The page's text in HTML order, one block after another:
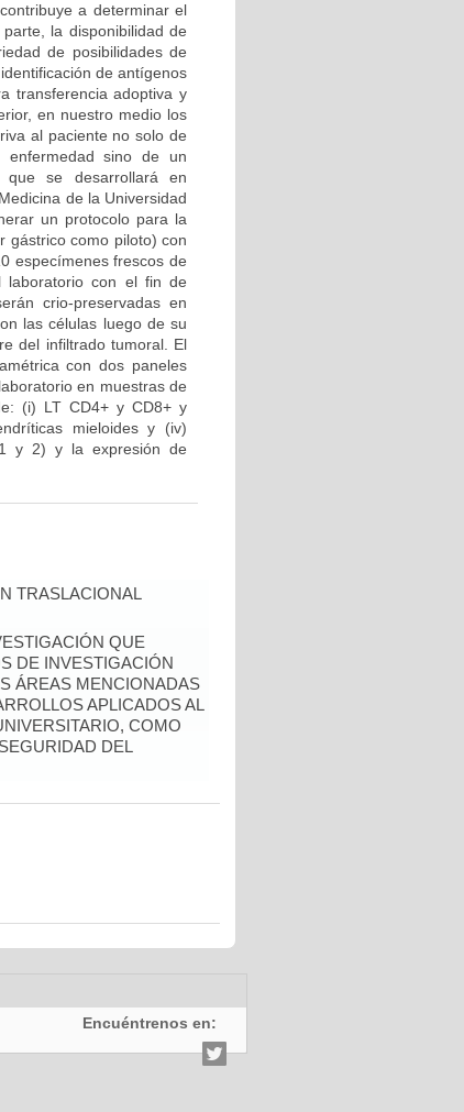
a determinar el
la disponibilidad de
de posibilidades de
de antígenos
transferencia adoptiva y
en nuestro medio los
al paciente no solo de
enfermedad sino de un
que se desarrollará en
de la Universidad
un protocolo para la
gástrico como piloto) con
especímenes frescos de
laboratorio con el fin de
crio-preservadas en
las células luego de su
del infiltrado tumoral. El
con dos paneles
en muestras de
(i) LT CD4+ y CD8+ y
mieloides y (iv)
y 2) y la expresión de
TRASLACIONAL
QUE
DE INVESTIGACIÓN
ÁREAS MENCIONADAS
APLICADOS AL
COMO
DEL
Encuéntrenos en: